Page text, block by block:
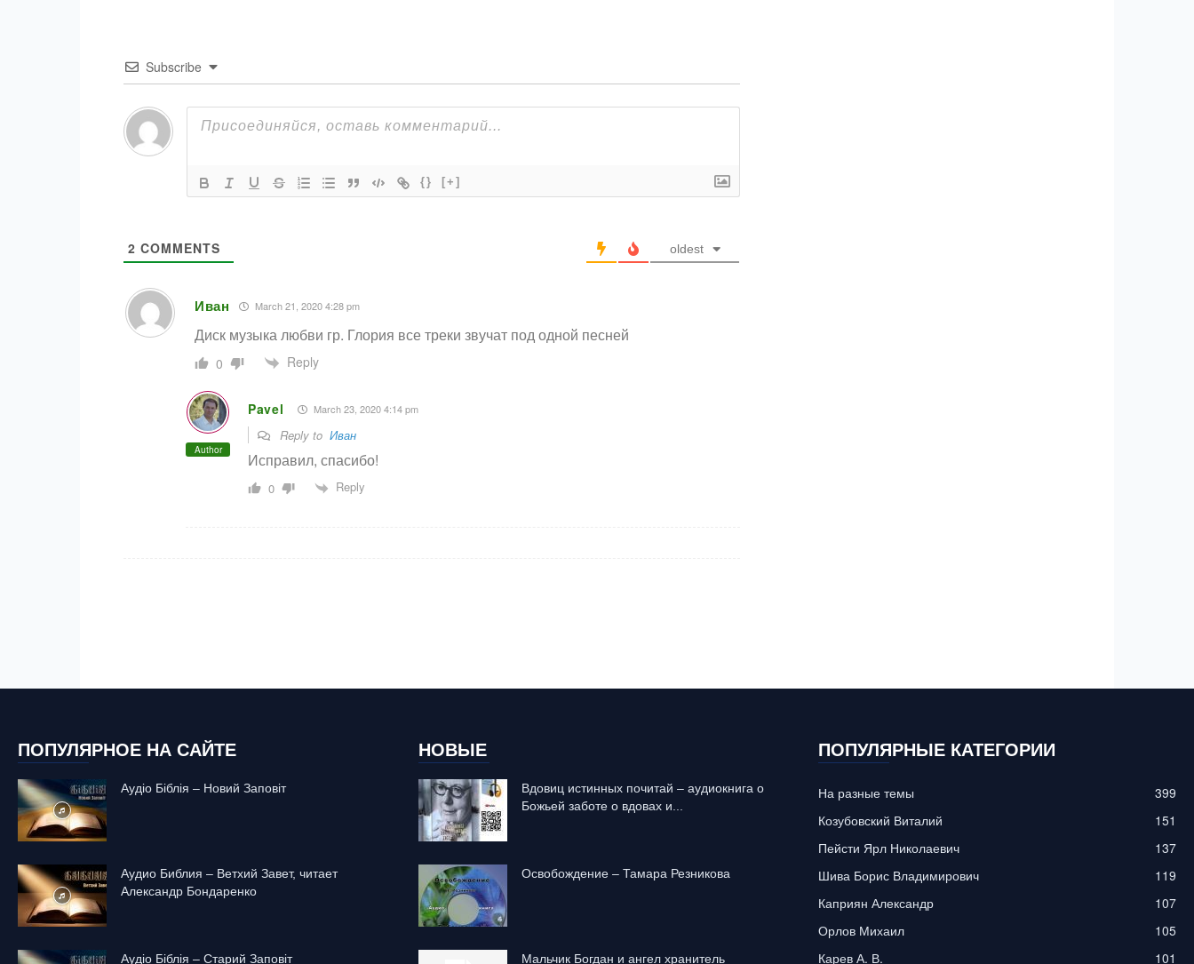
Subscribe
{} [+]
2 COMMENTS oldest
Иван March 21, 2020 4:28 pm
Диск музыка любви гр. Глория все треки звучат под одной песней
0 Reply
Author
Pavel March 23, 2020 4:14 pm
Reply to Иван
Исправил, спасибо!
0 Reply
ПОПУЛЯРНОЕ НА САЙТЕ
Аудіо Біблія – Новий Заповіт
Аудио Библия – Ветхий Завет, читает
Александр Бондаренко
Аудіо Біблія – Старий Заповіт
НОВЫЕ
Вдовиц истинных почитай – аудиокнига о
Божьей заботе о вдовах и...
Освобождение – Тамара Резникова
Mальчик Богдан и ангел хранитель
ПОПУЛЯРНЫЕ КАТЕГОРИИ
На разные темы
399
Козубовский Виталий
151
Пейсти Ярл Николаевич
137
Шива Борис Владимирович
119
Каприян Александр
107
Орлов Михаил
105
Карев А. В.
101